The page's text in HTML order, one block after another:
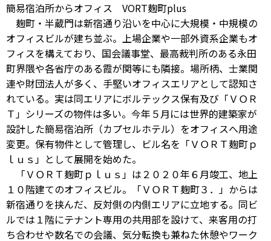
簡易宿泊所からオフィス VORT麹町plus
麹町・半蔵門は新宿通り沿いを中心に大規模・中規模の
オフィスビルが建ち並ぶ。上場企業や一部外資系企業もオ
フィスを構えており、国会議事堂、最高裁判所のある永田
町界隈や各省庁のある霞が関等にも隣接。場所柄、士業関
連や財団法人が多く、手堅いオフィスエリアとして認知さ
れている。実は同エリアにボルテックス保有及び「ＶＯＲ
Ｔ」シリーズの物件は多い。今年５月には世界的建築家が
設計した簡易宿泊所（カプセルホテル）をオフィスへ用途
変更。保有物件として管理し、ビル名を「ＶＯＲＴ麹町ｐ
ｌｕｓ」として展開を始めた。
「ＶＯＲＴ麹町ｐｌｕｓ」は２０２０年６月竣工、地上
１０階建てのオフィスビル。「ＶＯＲＴ麹町３．」からは
新宿通りを挟んだ、反対側の内側エリアに立地する。同ビ
ルでは１階にテナント専用の共用部を設けて、来客用の打
ち合わせや数名での会議、気分転換も兼ねた休憩やワーク